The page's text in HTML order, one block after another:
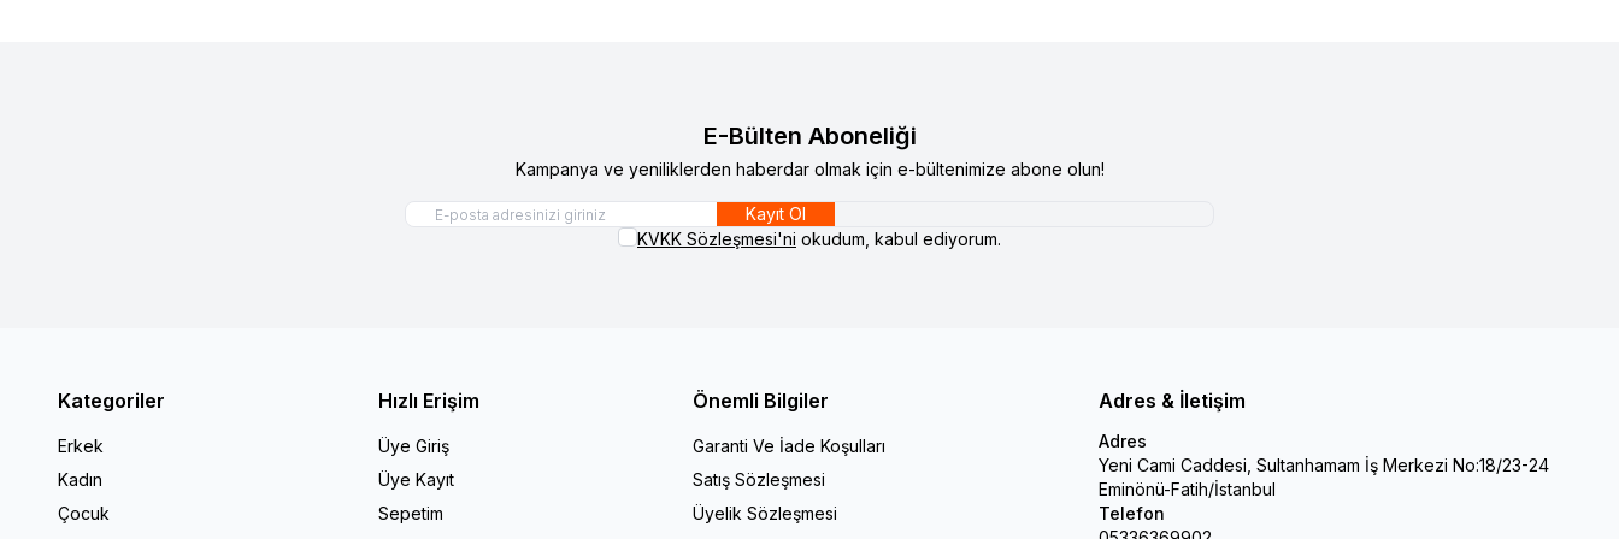
E-Bülten Aboneliği
Kampanya ve yeniliklerden haberdar olmak için e-bültenimize abone olun!
Kayıt Ol
KVKK Sözleşmesi'ni okudum, kabul ediyorum.
Kategoriler
Erkek
Kadın
Çocuk
Hızlı Erişim
Üye Giriş
Üye Kayıt
Sepetim
Önemli Bilgiler
Garanti Ve İade Koşulları
Satış Sözleşmesi
Üyelik Sözleşmesi
Adres & İletişim
Adres
Yeni Cami Caddesi, Sultanhamam İş Merkezi No:18/23-24
Eminönü-Fatih/İstanbul
Telefon